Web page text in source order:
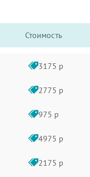
Стоимость
3175 р
2775 р
975 р
4975 р
2175 р